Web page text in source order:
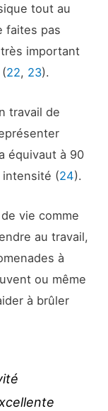
tout au
faites pas
important
22, 23).
travail de
équivaut à 90
intensité (24).
vie comme
au travail,
à
ou même
à brûler